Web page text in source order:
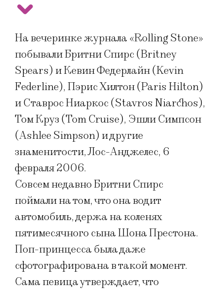
На вечеринке журнала «Rolling Stone»
побывали Бритни Спирс (Britney
Spears) и Кевин Федерлайн (Kevin
Federline), Пэрис Хилтон (Paris Hilton)
и Ставрос Ниаркос (Stavros Niarchos),
Том Круз (Tom Cruise), Эшли Симпсон
(Ashlee Simpson) и другие
знаменитости, Лос-Анджелес, 6
февраля 2006.
Совсем недавно Бритни Спирс
поймали на том, что она водит
автомобиль, держа на коленях
пятимесячного сына Шона Престона.
Поп-принцесса была даже
сфотографирована в такой момент.
Сама певица утверждает, что